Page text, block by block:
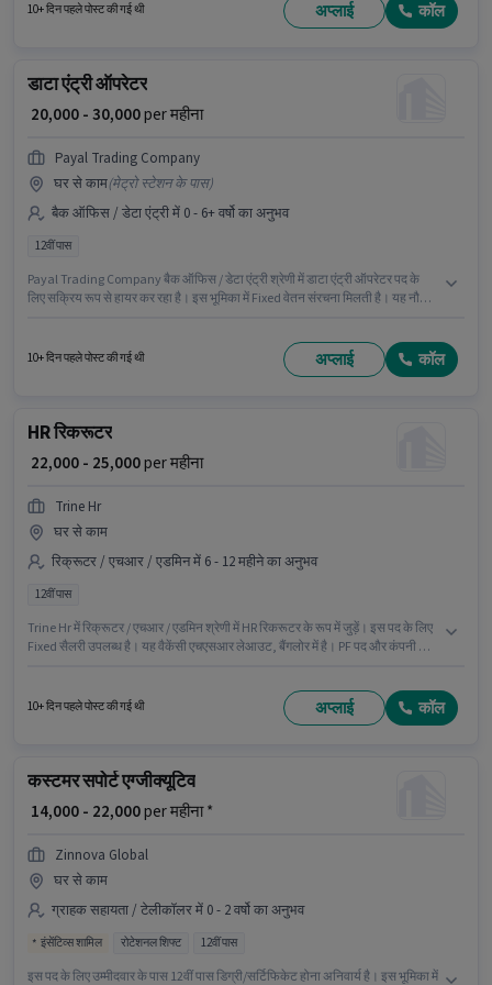
माह ₹35000 तक कमा सकते हैं। इस भूमिका में Fixed + Incentives वेतन संरचना मिलती है।
10+ दिन पहले पोस्ट की गई थी अप्लाई कॉल
डाटा एंट्री ऑपरेटर
₹ 20,000 - 30,000per महीना
Payal Trading Company
घर से काम(मेट्रो स्टेशन के पास)
बैक ऑफिस / डेटा एंट्री में 0 - 6+ वर्षो का अनुभव
12वीं पास
Payal Trading Company बैक ऑफिस / डेटा एंट्री श्रेणी में डाटा एंट्री ऑपरेटर पद के
लिए सक्रिय रूप से हायर कर रहा है। इस भूमिका में Fixed वेतन संरचना मिलती है। यह नौकरी
उपयुक्त है। आप प्रति माह ₹30000 तक कमा सकते हैं।
10+ दिन पहले पोस्ट की गई थी अप्लाई कॉल
HR रिकरूटर
₹ 22,000 - 25,000per महीना
Trine Hr
घर से काम
रिक्रूटर / एचआर / एडमिन में 6 - 12 महीने का अनुभव
12वीं पास
Trine Hr में रिक्रूटर / एचआर / एडमिन श्रेणी में HR रिकरूटर के रूप में जुड़ें। इस पद के लिए
Fixed सैलरी उपलब्ध है। यह वैकेंसी एचएसआर लेआउट, बैंगलोर में है। PF पद और कंपनी की
या सर्टिफिकेट होना चाहिए।
10+ दिन पहले पोस्ट की गई थी अप्लाई कॉल
कस्टमर सपोर्ट एग्जीक्यूटिव
₹ 14,000 - 22,000per महीना *
Zinnova Global
घर से काम
ग्राहक सहायता / टेलीकॉलर में 0 - 2 वर्षो का अनुभव
इंसेंटिव्स शामिल रोटेशनल शिफ्ट 12वीं पास
इस पद के लिए उम्मीदवार के पास 12वीं पास डिग्री/सर्टिफिकेट होना अनिवार्य है। इस भूमिका में